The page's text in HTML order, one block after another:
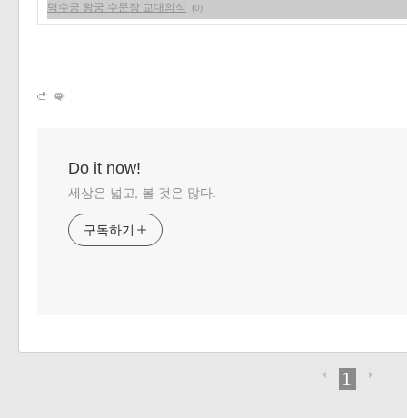
덕수궁 왕궁 수문장 교대의식 (0)
Do it now!
세상은 넓고, 볼 것은 많다.
구독하기
1